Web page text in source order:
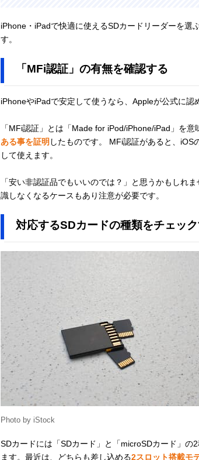
iPhone・iPadで快適に使えるSDカードリーダーを選
す。
「MFi認証」の有無を確認する
iPhoneやiPadで安定して使うなら、Appleが公式に認
「MFi認証」とは「Made for iPod/iPhone/iPad」を意
ある事を証明 したものです。 MFi認証があると、
して使えます。
「安い非認証品でもいいのでは？」と思うかもしれ
識しなくなるケースもあり注意が必要です。
対応するSDカードの種類をチェッ
Photo by iStock
SDカードには「SDカード」と「microSDカード」の
ます。最近は、どちらも差し込める2スロット搭載モ